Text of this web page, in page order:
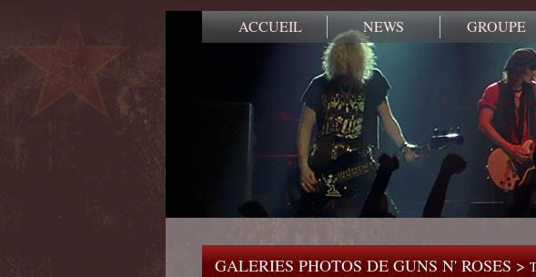
ACCUEIL NEWS GROUPE
GALERIES PHOTOS DE GUNS N' ROSES >